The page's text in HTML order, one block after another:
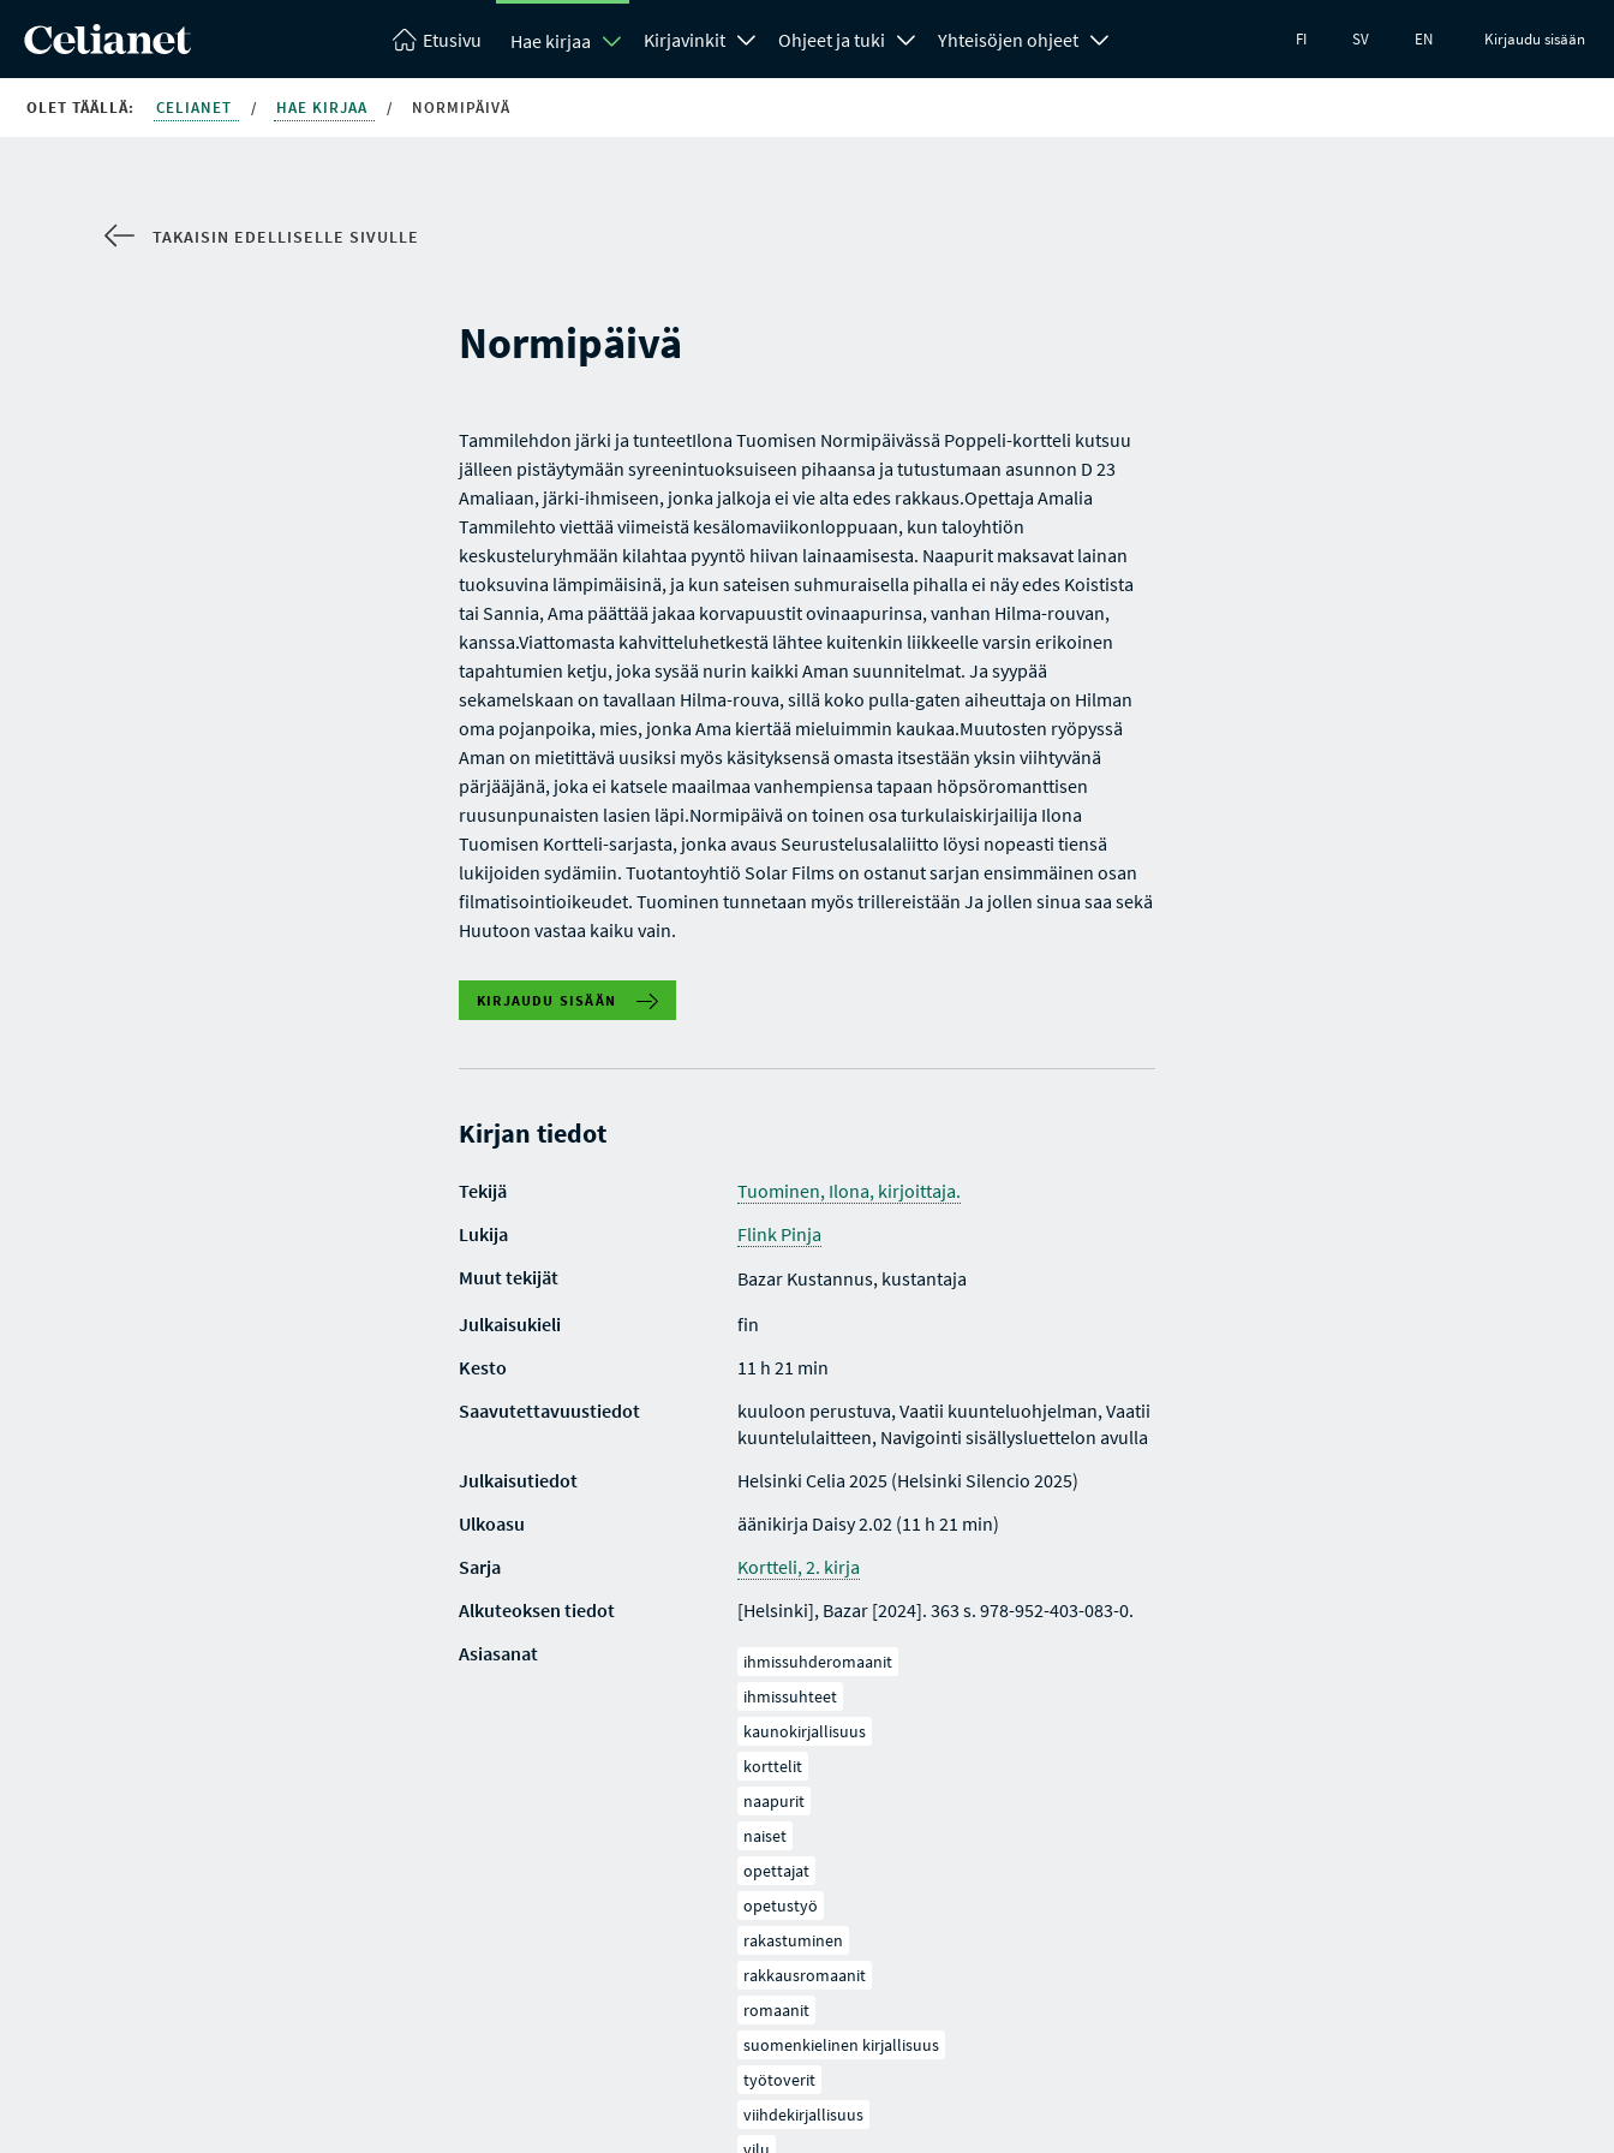
Etusivu Hae kirjaa Kirjavinkit Ohjeet ja tuki Yhteisöjen ohjeet FI SV EN Kirjaudu sisään
OLET TÄÄLLÄ: CELIANET / HAE KIRJAA / NORMIPÄIVÄ
TAKAISIN EDELLISELLE SIVULLE
Normipäivä
Tammilehdon järki ja tunteetIlona Tuomisen Normipäivässä Poppeli-kortteli kutsuu
jälleen pistäytymään syreenintuoksuiseen pihaansa ja tutustumaan asunnon D 23
Amaliaan, järki-ihmiseen, jonka jalkoja ei vie alta edes rakkaus.Opettaja Amalia
Tammilehto viettää viimeistä kesälomaviikonloppuaan, kun taloyhtiön
keskusteluryhmään kilahtaa pyyntö hiivan lainaamisesta. Naapurit maksavat lainan
tuoksuvina lämpimäisinä, ja kun sateisen suhmuraisella pihalla ei näy edes Koistista
tai Sannia, Ama päättää jakaa korvapuustit ovinaapurinsa, vanhan Hilma-rouvan,
kanssa.Viattomasta kahvitteluhetkestä lähtee kuitenkin liikkeelle varsin erikoinen
tapahtumien ketju, joka sysää nurin kaikki Aman suunnitelmat. Ja syypää
sekamelskaan on tavallaan Hilma-rouva, sillä koko pulla-gaten aiheuttaja on Hilman
oma pojanpoika, mies, jonka Ama kiertää mieluimmin kaukaa.Muutosten ryöpyssä
Aman on mietittävä uusiksi myös käsityksensä omasta itsestään yksin viihtyvänä
pärjääjänä, joka ei katsele maailmaa vanhempiensa tapaan höpsöromanttisen
ruusunpunaisten lasien läpi.Normipäivä on toinen osa turkulaiskirjailija Ilona
Tuomisen Kortteli-sarjasta, jonka avaus Seurustelusalaliitto löysi nopeasti tiensä
lukijoiden sydämiin. Tuotantoyhtiö Solar Films on ostanut sarjan ensimmäinen osan
filmatisointioikeudet. Tuominen tunnetaan myös trillereistään Ja jollen sinua saa sekä
Huutoon vastaa kaiku vain.
KIRJAUDU SISÄÄN
Kirjan tiedot
Tekijä
Tuominen, Ilona, kirjoittaja.
Lukija
Flink Pinja
Muut tekijät
Bazar Kustannus, kustantaja
Julkaisukieli
fin
Kesto
11 h 21 min
Saavutettavuustiedot
kuuloon perustuva, Vaatii kuunteluohjelman, Vaatii
kuuntelulaitteen, Navigointi sisällysluettelon avulla
Julkaisutiedot
Helsinki Celia 2025 (Helsinki Silencio 2025)
Ulkoasu
äänikirja Daisy 2.02 (11 h 21 min)
Sarja
Kortteli, 2. kirja
Alkuteoksen tiedot
[Helsinki], Bazar [2024]. 363 s. 978-952-403-083-0.
Asiasanat
ihmissuhderomaanit
ihmissuhteet
kaunokirjallisuus
korttelit
naapurit
naiset
opettajat
opetustyö
rakastuminen
rakkausromaanit
romaanit
suomenkielinen kirjallisuus
työtoverit
viihdekirjallisuus